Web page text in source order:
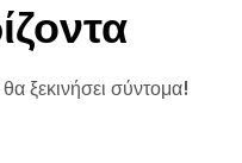
ξεκινήσει σύντομα!